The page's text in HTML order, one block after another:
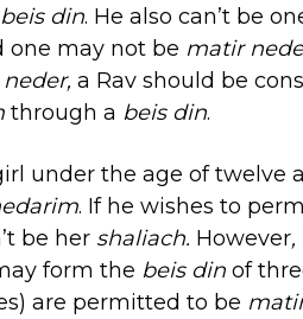
beis din. He also can’t be
one may not be matir
neder, a Rav should be
through a beis din.
under the age of twelve
. If he wishes to
be her shaliach. However,
form the beis din of
are permitted to be